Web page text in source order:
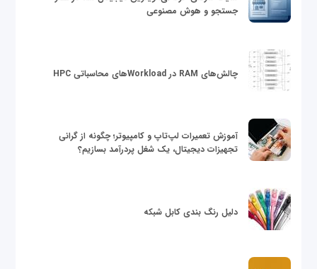
جستجو و هوش مصنوعی
چالش‌های RAM در Workloadهای محاسباتی HPC
آموزش تعمیرات لپ‌تاپ و کامپیوتر؛ چگونه از گرانی
تجهیزات دیجیتال، یک شغل پردرآمد بسازیم؟
دلیل رنگ بندی کابل شبکه